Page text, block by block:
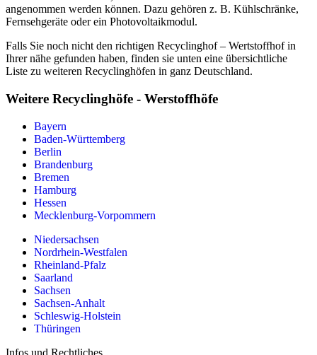
angenommen werden können. Dazu gehören z. B. Kühlschränke,
Fernsehgeräte oder ein Photovoltaikmodul.
Falls Sie noch nicht den richtigen Recyclinghof – Wertstoffhof in
Ihrer nähe gefunden haben, finden sie unten eine übersichtliche
Liste zu weiteren Recyclinghöfen in ganz Deutschland.
Weitere Recyclinghöfe - Werstoffhöfe
Bayern
Baden-Württemberg
Berlin
Brandenburg
Bremen
Hamburg
Hessen
Mecklenburg-Vorpommern
Niedersachsen
Nordrhein-Westfalen
Rheinland-Pfalz
Saarland
Sachsen
Sachsen-Anhalt
Schleswig-Holstein
Thüringen
Infos und Rechtliches